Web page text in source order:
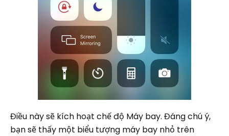
Điều này sẽ kích hoạt chế độ Máy bay. Đáng chú ý,
bạn sẽ thấy một biểu tượng máy bay nhỏ trên